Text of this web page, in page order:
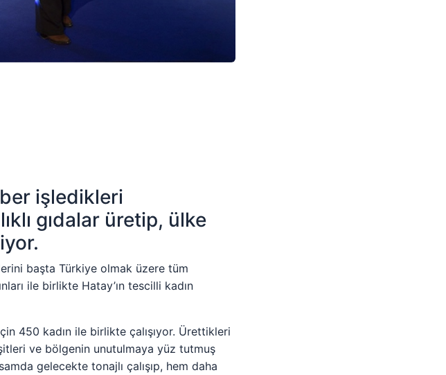
işledikleri
gıdalar üretip, ülke
başta Türkiye olmak üzere tüm
ile birlikte Hatay’ın tescilli kadın
450 kadın ile birlikte çalışıyor. Ürettikleri
ve bölgenin unutulmaya yüz tutmuş
gelecekte tonajlı çalışıp, hem daha